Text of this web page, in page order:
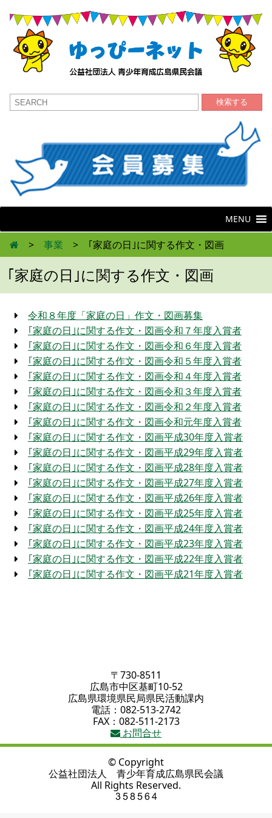
検索する
MENU
> 事業 > ｢家庭の日｣に関する作文・図画
｢家庭の日｣に関する作文・図画
令和８年度「家庭の日」作文・図画募集
｢家庭の日｣に関する作文・図画令和７年度入賞者
｢家庭の日｣に関する作文・図画令和６年度入賞者
｢家庭の日｣に関する作文・図画令和５年度入賞者
｢家庭の日｣に関する作文・図画令和４年度入賞者
｢家庭の日｣に関する作文・図画令和３年度入賞者
｢家庭の日｣に関する作文・図画令和２年度入賞者
｢家庭の日｣に関する作文・図画令和元年度入賞者
｢家庭の日｣に関する作文・図画平成30年度入賞者
｢家庭の日｣に関する作文・図画平成29年度入賞者
｢家庭の日｣に関する作文・図画平成28年度入賞者
｢家庭の日｣に関する作文・図画平成27年度入賞者
｢家庭の日｣に関する作文・図画平成26年度入賞者
｢家庭の日｣に関する作文・図画平成25年度入賞者
｢家庭の日｣に関する作文・図画平成24年度入賞者
｢家庭の日｣に関する作文・図画平成23年度入賞者
｢家庭の日｣に関する作文・図画平成22年度入賞者
｢家庭の日｣に関する作文・図画平成21年度入賞者
〒730-8511
広島市中区基町10-52
広島県環境県民局県民活動課内
電話：082-513-2742
FAX：082-511-2173
お問合せ
© Copyright
公益社団法人 青少年育成広島県民会議
All Rights Reserved.